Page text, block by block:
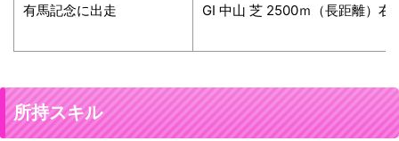
有馬記念に出走 GⅠ 中山 芝 2500ｍ（長距離）右
所持スキル